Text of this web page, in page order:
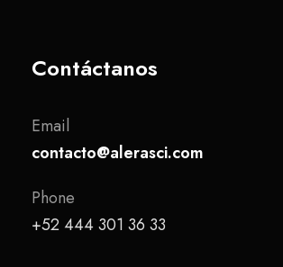
Contáctanos
Email
contacto@alerasci.com
Phone
+52 444 301 36 33